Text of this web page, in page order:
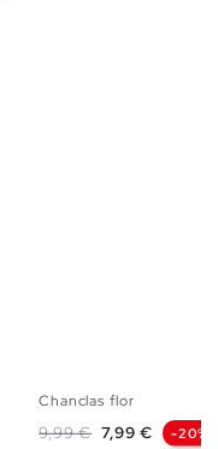
Chanclas flor
Precio base
9,99 € Precio
7,99 € -20%